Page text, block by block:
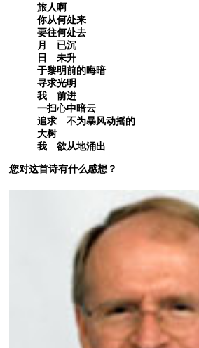
旅人啊
你从何处来
要往何处去
月 已沉
日 未升
于黎明前的晦暗
寻求光明
我 前进
一扫心中暗云
追求 不为暴风动摇的
大树
我 欲从地涌出
您对这首诗有什么感想？